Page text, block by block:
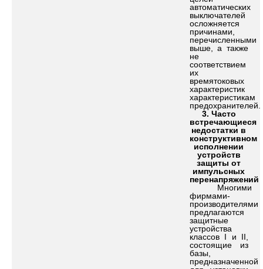
автоматических
выключателей
осложняется
причинами,
перечисленными
выше, а также
не
соответствием
их
времятоковых
характеристик
характеристикам
предохранителей.
3. Часто
встречающиеся
недостатки в
конструктивном
исполнении
устройств
защиты от
импульсных
перенапряжений
Многими
фирмами-
производителями
предлагаются
защитные
устройства
классов I и II,
состоящие из
базы,
предназначенной